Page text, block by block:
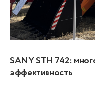
SANY STH 742:
эффективность